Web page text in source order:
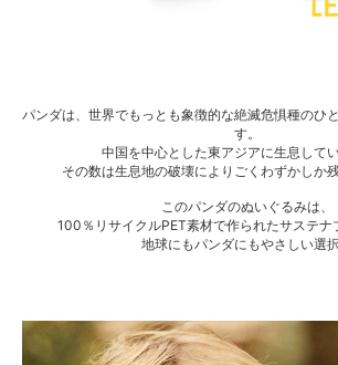
パンダは、世界でもっとも象徴的な絶滅危惧種のひ
す。
中国を中心とした東アジアに生息してい
その数は生息地の破壊によりごくわずかしか
このパンダのぬいぐるみは、
100％リサイクルPET素材で作られたサステナ
地球にもパンダにもやさしい選択